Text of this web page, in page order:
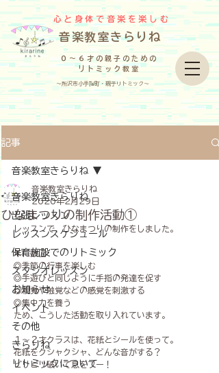
心と身体で音楽を楽しむ
０～６才の親子のための
リトミック教室
​音楽教室きらりね
～所沢市小手指町・親子リトミック～
記事
音楽教室きらりね
出張レッスン
レッスンスケジュール
保育施設でのリトミック
スタジオレッスン
お知らせ
イベント
その他
きらりね
リトミックについて
音楽教室きらりね
ひなまつりの制作活動①
音楽教室きらりね
2020年2月29日
レッスンで、ひなまつりの制作をしました。
年に数回
◎季節の行事を楽しむ
◎手遊びと同じように手指の発達を促す
◎視覚や触覚などの感覚を刺激する
◎集中力を養う
ため、こうした活動を取り入れています。
１〜２才クラスは、花紙とシールを使って。
花紙をクシャクシャ、どんな音がする？
ビリビリ破いて息をフー！